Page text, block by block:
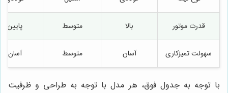
قدرت موتور بالا متوسط پایین
سهولت تمیزکاری آسان متوسط آسان
با توجه به جدول فوق، هر مدل با توجه به طراحی و ظرفیت